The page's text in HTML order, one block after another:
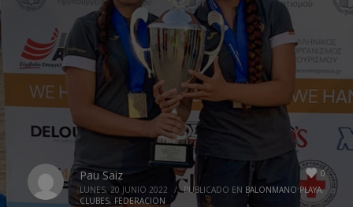
0
Pau Saiz
LUNES, 20 JUNIO 2022 / PUBLICADO EN BALONMANO PLAYA,
CLUBES, FEDERACION